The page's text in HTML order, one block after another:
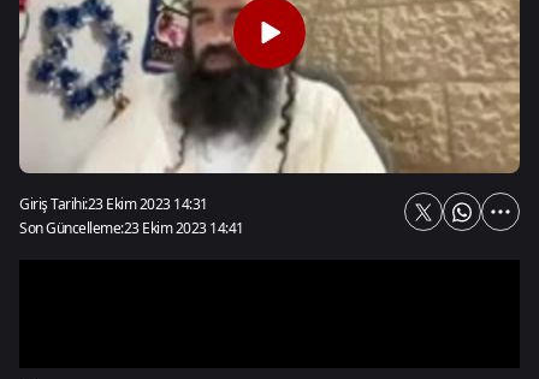
Giriş Tarihi:23 Ekim 2023 14:31
Son Güncelleme:23 Ekim 2023 14:41